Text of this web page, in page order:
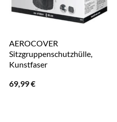
AEROCOVER
Sitzgruppenschutzhülle,
Kunstfaser
69,99€